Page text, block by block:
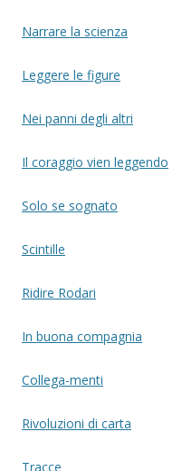
Narrare la scienza
Leggere le figure
Nei panni degli altri
Il coraggio vien leggendo
Solo se sognato
Scintille
Ridire Rodari
In buona compagnia
Collega-menti
Rivoluzioni di carta
Tracce